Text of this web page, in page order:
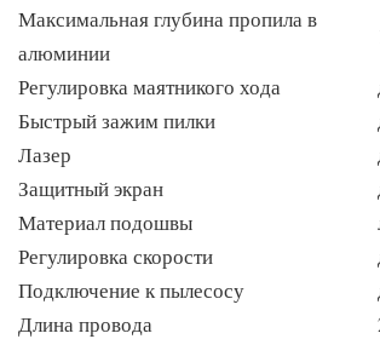
Максимальная глубина пропила в
алюминии
Регулировка маятникого хода
Быстрый зажим пилки
Лазер
Защитный экран
Материал подошвы
Регулировка скорости
Подключение к пылесосу
Длина провода